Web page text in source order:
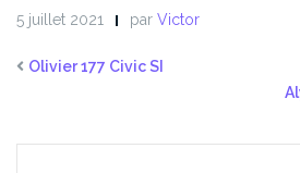
5 juillet 2021 par Victor
Olivier 177 Civic SI